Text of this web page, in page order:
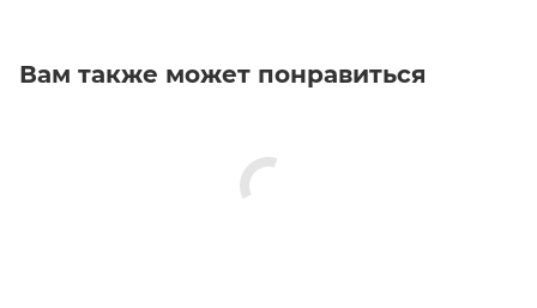
Вам также может понравиться